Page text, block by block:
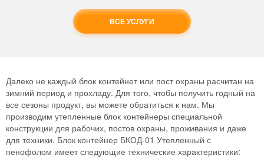
ВСЕ УСЛУГИ
Далеко не каждый блок контейнет или пост охраны расчитан на
зимний период и прохладу. Для того, чтобы получить годный на
все сезоны продукт, вы можете обратиться к нам. Мы
производим утепленные блок контейнеры специальной
конструкции для рабочих, постов охраны, проживания и даже
для техники. Блок контейнер БКОД-01 Утепленный с
пенофолом имеет следующие технические характеристики: